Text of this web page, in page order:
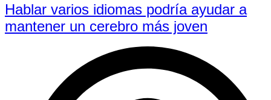
Hablar varios idiomas podría ayudar a
mantener un cerebro más joven